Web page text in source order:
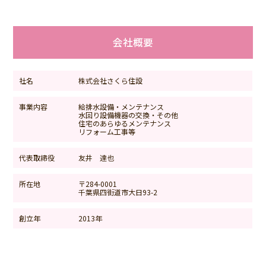
会社概要
社名 株式会社さくら住設
事業内容
給排水設備・メンテナンス
水回り設備機器の交換・その他
住宅のあらゆるメンテナンス
リフォーム工事等
代表取締役 友井 達也
所在地
〒284-0001
千葉県四街道市大日93-2
創立年 2013年